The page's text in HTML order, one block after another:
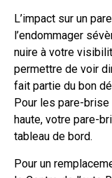
L’impact sur un
l’endommager
nuire à votre
permettre de voir
fait partie du bon
Pour les pare-
haute, votre pare-
tableau de bord.
Pour un